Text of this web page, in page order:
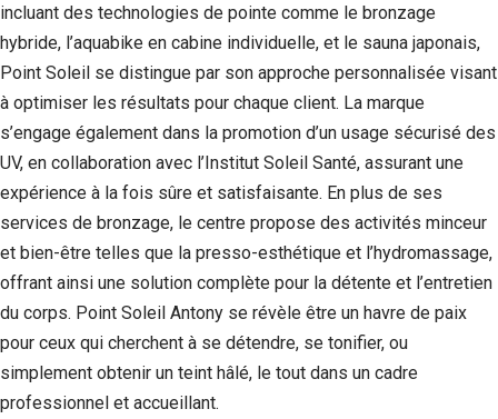
incluant des technologies de pointe comme le bronzage
hybride, l’aquabike en cabine individuelle, et le sauna japonais,
Point Soleil se distingue par son approche personnalisée visant
à optimiser les résultats pour chaque client. La marque
s’engage également dans la promotion d’un usage sécurisé des
UV, en collaboration avec l’Institut Soleil Santé, assurant une
expérience à la fois sûre et satisfaisante. En plus de ses
services de bronzage, le centre propose des activités minceur
et bien-être telles que la presso-esthétique et l’hydromassage,
offrant ainsi une solution complète pour la détente et l’entretien
du corps. Point Soleil Antony se révèle être un havre de paix
pour ceux qui cherchent à se détendre, se tonifier, ou
simplement obtenir un teint hâlé, le tout dans un cadre
professionnel et accueillant.